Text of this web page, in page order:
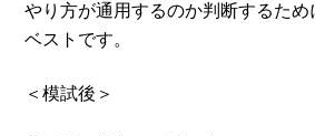
やり方が通用するのか判断するた
ベストです。
＜模試後＞